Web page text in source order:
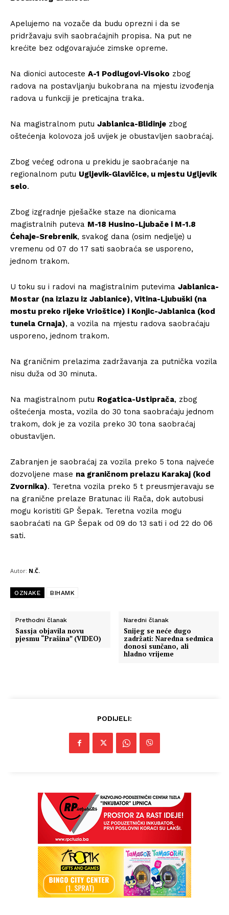
Apelujemo na vozače da budu oprezni i da se
pridržavaju svih saobraćajnih propisa. Na put ne
krećite bez odgovarajuće zimske opreme.
Na dionici autoceste A-1 Podlugovi-Visoko zbog
radova na postavljanju bukobrana na mjestu izvođenja
radova u funkciji je preticajna traka.
Na magistralnom putu Jablanica-Blidinje zbog
oštećenja kolovoza još uvijek je obustavljen saobraćaj.
Zbog većeg odrona u prekidu je saobraćanje na
regionalnom putu Ugljevik-Glavičice, u mjestu Ugljevik
selo.
Zbog izgradnje pješačke staze na dionicama
magistralnih puteva M-18 Husino-Ljubače i M-1.8
Ćehaje-Srebrenik, svakog dana (osim nedjelje) u
vremenu od 07 do 17 sati saobraća se usporeno,
jednom trakom.
U toku su i radovi na magistralnim putevima Jablanica-
Mostar (na izlazu iz Jablanice), Vitina-Ljubuški (na
mostu preko rijeke Vrioštice) i Konjic-Jablanica (kod
tunela Crnaja), a vozila na mjestu radova saobraćaju
usporeno, jednom trakom.
Na graničnim prelazima zadržavanja za putnička vozila
nisu duža od 30 minuta.
Na magistralnom putu Rogatica-Ustiprača, zbog
oštećenja mosta, vozila do 30 tona saobraćaju jednom
trakom, dok je za vozila preko 30 tona saobraćaj
obustavljen.
Zabranjen je saobraćaj za vozila preko 5 tona najveće
dozvoljene mase na graničnom prelazu Karakaj (kod
Zvornika). Teretna vozila preko 5 t preusmjeravaju se
na granične prelaze Bratunac ili Rača, dok autobusi
mogu koristiti GP Šepak. Teretna vozila mogu
saobraćati na GP Šepak od 09 do 13 sati i od 22 do 06
sati.
Autor: N.Č.
OZNAKE BIHAMK
Prethodni članak
Sassja objavila novu
pjesmu “Prašina” (VIDEO)
Naredni članak
Snijeg se neće dugo
zadržati: Naredna sedmica
donosi sunčano, ali
hladno vrijeme
PODIJELI: